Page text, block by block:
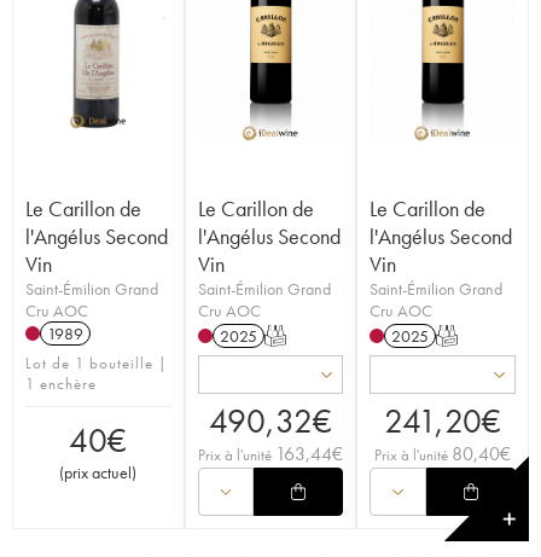
Le Carillon de
l'Angélus Second
Vin
Saint-Émilion Grand
Cru AOC
1989
Lot de 1 bouteille |
1 enchère
40€
(prix actuel)
Le Carillon de
l'Angélus Second
Vin
Saint-Émilion Grand
Cru AOC
2025 T
490,32€
Prix à l'unité 163,44€
Le Carillon de
l'Angélus Second
Vin
Saint-Émilion Grand
Cru AOC
2025 T
241,20€
Prix à l'unité 80,40€
✕